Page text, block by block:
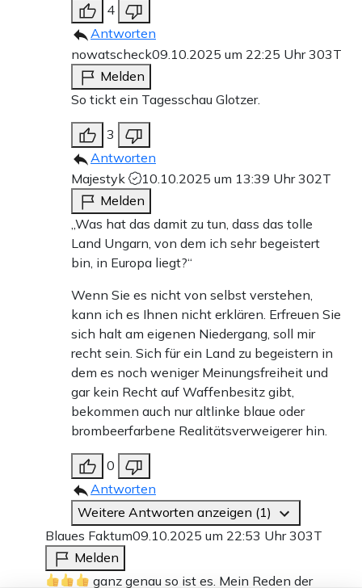
4
Antworten
nowatscheck09.10.2025 um 22:25 Uhr303T
Melden
So tickt ein Tagesschau Glotzer.
3
Antworten
Majestyk
10.10.2025 um 13:39 Uhr302T
Melden
„Was hat das damit zu tun, dass das tolle
Land Ungarn, von dem ich sehr begeistert
bin, in Europa liegt?“
Wenn Sie es nicht von selbst verstehen,
kann ich es Ihnen nicht erklären. Erfreuen Sie
sich halt am eigenen Niedergang, soll mir
recht sein. Sich für ein Land zu begeistern in
dem es noch weniger Meinungsfreiheit und
gar kein Recht auf Waffenbesitz gibt,
bekommen auch nur altlinke blaue oder
brombeerfarbene Realitätsverweigerer hin.
0
Antworten
Weitere Antworten anzeigen (1)
Blaues Faktum09.10.2025 um 22:53 Uhr303T
Melden
ganz genau so ist es. Mein Reden der